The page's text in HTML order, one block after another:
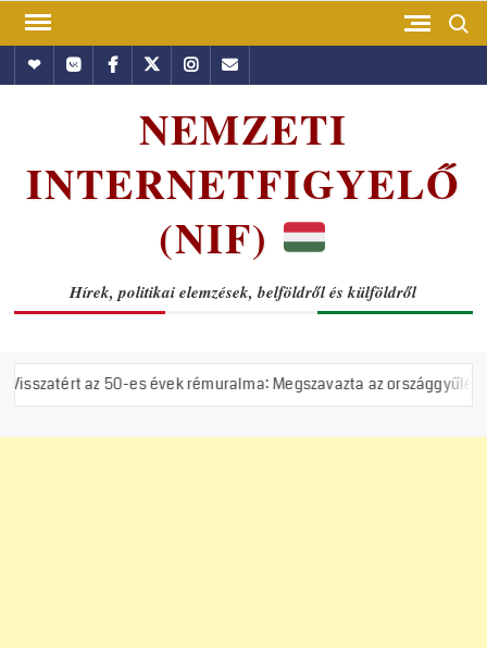
Skip
contentHundubVkontakte
Facebook
TwitterInstagram
Email
NEMZETI
INTERNETFIGYELŐ
(NIF)
Hírek, politikai elemzések, belföldről és külföldről
50-es évek rémuralma: Megszavazta az országgyűlés a tiszás ÁVH